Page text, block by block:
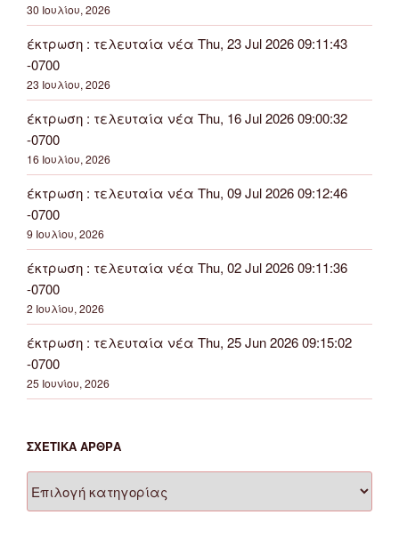
30 Ιουλίου, 2026
έκτρωση : τελευταία νέα Thu, 23 Jul 2026 09:11:43
-0700
23 Ιουλίου, 2026
έκτρωση : τελευταία νέα Thu, 16 Jul 2026 09:00:32
-0700
16 Ιουλίου, 2026
έκτρωση : τελευταία νέα Thu, 09 Jul 2026 09:12:46
-0700
9 Ιουλίου, 2026
έκτρωση : τελευταία νέα Thu, 02 Jul 2026 09:11:36
-0700
2 Ιουλίου, 2026
έκτρωση : τελευταία νέα Thu, 25 Jun 2026 09:15:02
-0700
25 Ιουνίου, 2026
ΣΧΕΤΙΚΆ ΆΡΘΡΑ
άρθρα